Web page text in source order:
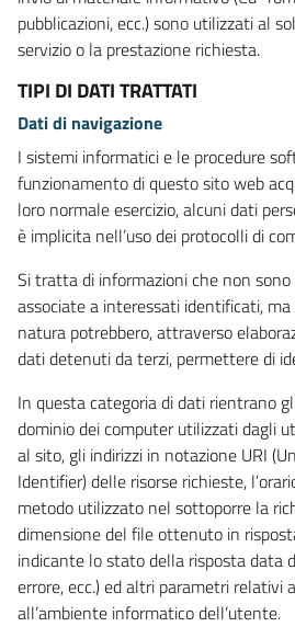
pubblicazioni, ecc.) sono utilizzati al
servizio o la prestazione richiesta.
TIPI DI DATI TRATTATI
Dati di navigazione
I sistemi informatici e le procedure
funzionamento di questo sito web
loro normale esercizio, alcuni dati
è implicita nell’uso dei protocolli di
Si tratta di informazioni che non
associate a interessati identificati,
natura potrebbero, attraverso
dati detenuti da terzi, permettere di
In questa categoria di dati rientrano
dominio dei computer utilizzati dagli
al sito, gli indirizzi in notazione URI
Identifier) delle risorse richieste,
metodo utilizzato nel sottoporre la
dimensione del file ottenuto in
indicante lo stato della risposta data
errore, ecc.) ed altri parametri relativi
all’ambiente informatico dell’utente.